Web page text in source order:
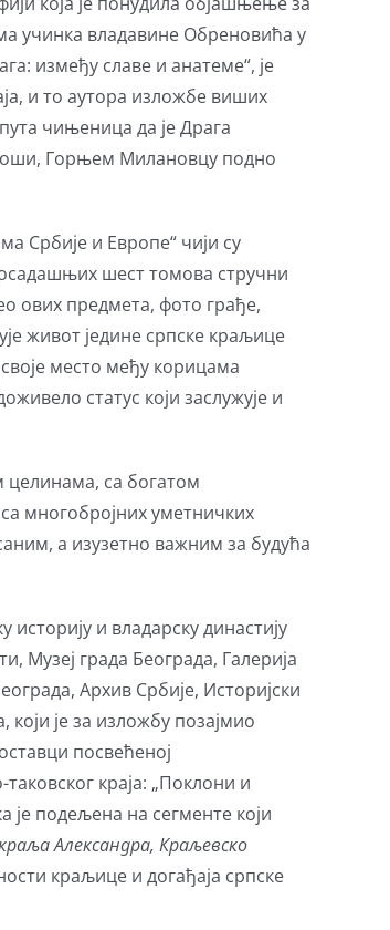
учинка владавине Обреновића у
између славе и анатеме“, је
и то аутора изложбе виших
чињеница да је Драга
Горњем Милановцу подно
Србије и Европе“ чији су
шест томова стручни
ових предмета, фото грађе,
живот једине српске краљице
место међу корицама
статус који заслужује и
целинама, са богатом
многобројних уметничких
а изузетно важним за будућа
и владарску династију
Музеј града Београда, Галерија
Архив Србије, Историјски
је за изложбу позајмио
посвећеној
краја: „Поклони и
је подељена на сегменте који
Александра, Краљевско
краљице и догађаја српске